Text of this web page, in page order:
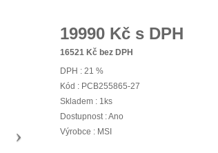
19990 Kč s DPH
16521 Kč bez DPH
DPH : 21 %
Kód : PCB255865-27
Skladem : 1ks
Dostupnost : Ano
Výrobce : MSI